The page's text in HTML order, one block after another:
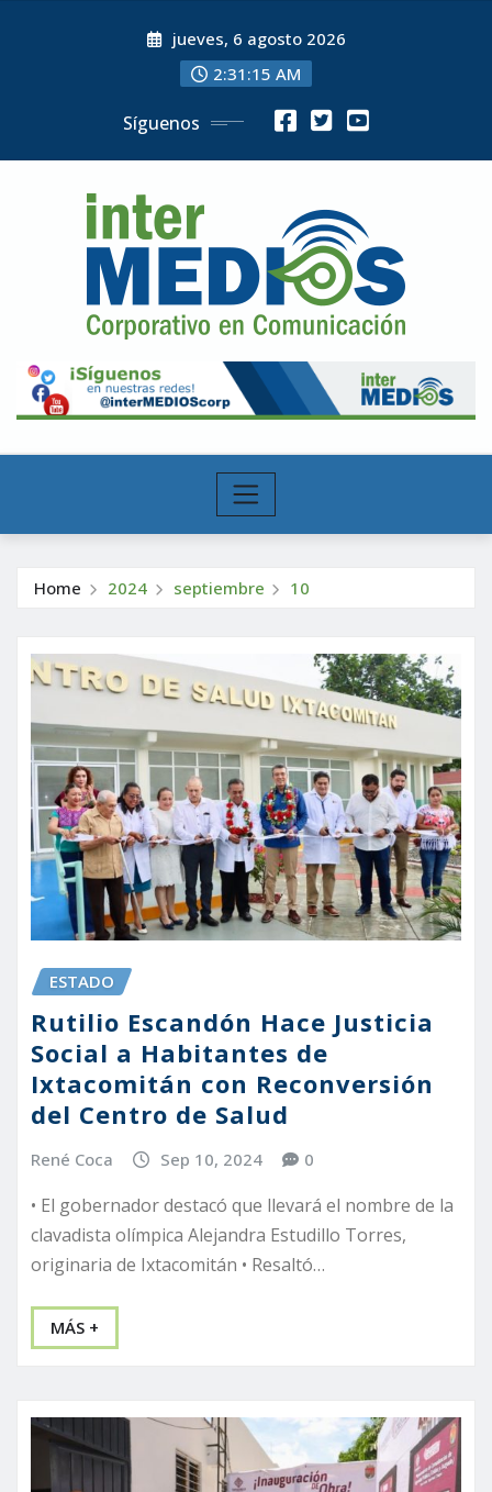
jueves, 6 agosto 2026
2:31:16 AM
Síguenos
Home 2024 septiembre 10
ESTADO
Rutilio Escandón Hace Justicia
Social a Habitantes de
Ixtacomitán con Reconversión
del Centro de Salud
René Coca Sep 10, 2024 0
• El gobernador destacó que llevará el nombre de la
clavadista olímpica Alejandra Estudillo Torres,
originaria de Ixtacomitán • Resaltó…
MÁS +